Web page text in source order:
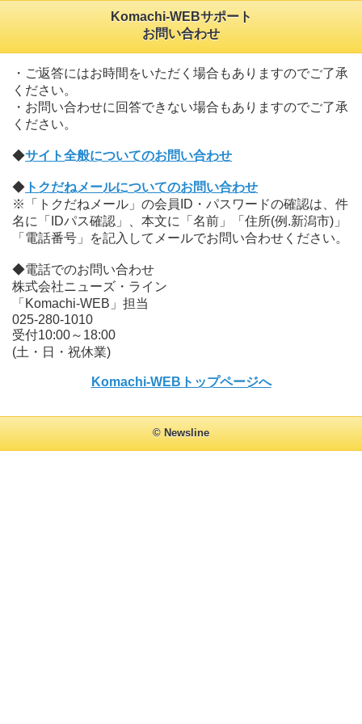
Komachi-WEBサポート
お問い合わせ
・ご返答にはお時間をいただく場合もありますのでご了承
ください。
・お問い合わせに回答できない場合もありますのでご了承
ください。
◆サイト全般についてのお問い合わせ
◆ トクだねメールについてのお問い合わせ
※「トクだねメール」の会員ID・パスワードの確認は、件
名に「IDパス確認」、本文に「名前」「住所(例.新潟市)」
「電話番号」を記入してメールでお問い合わせください。
◆電話でのお問い合わせ
株式会社ニューズ・ライン
「Komachi-WEB」担当
025-280-1010
受付10:00～18:00
(土・日・祝休業)
Komachi-WEBトップページへ
© Newsline